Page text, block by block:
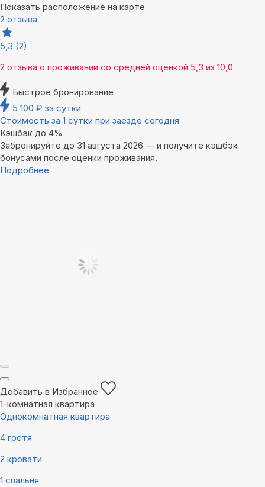
Показать расположение на карте
2 отзыва
5,3 (2)
2 отзыва о проживании со средней оценкой 5,3 из 10,0
Быстрое бронирование
5 100 ₽ за сутки
Стоимость за 1 сутки при заезде сегодня
Кэшбэк до 4%
Забронируйте до 31 августа 2026 — и получите кэшбэк
бонусами после оценки проживания.
Подробнее
Добавить в Избранное
1-комнатная квартира
Однокомнатная квартира
4 гостя
2 кровати
1 спальня